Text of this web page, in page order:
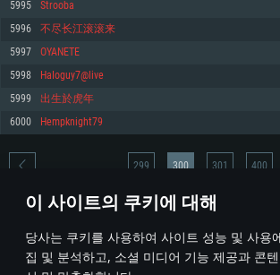
이 사이트의 쿠키에 대해
당사는 쿠키를 사용하여 사이트 성능 및 사용
집 및 분석하고, 소셜 미디어 기능 제공과 콘
권장 사양
570 혹은 그 이상
여유 저장 공간: 62.2 GB (전체 클라이언트)
권장 사양
네트워크: 브로드밴드 인터넷
여유 저장 공간: 62.2 GB (전체 클라이언트)
권장 사양
운영체제: Ubuntu 20.04 64bit
프로세서: Intel Core i7
메모리: 16 GB
그래픽 카드: Vulkan 을 지원하고, 최신 그래픽 드라이
1060 (6개월 미만) 혹은 그와 동급의 성능을 가지며
지원하는 AMD RX 570 (6개월 미만; 최소사양 지원 해
여유 저장 공간: 62.2 GB (전체 클라이언트)
5995 Strooba
5996 不尽长江滚滚来
5997 OYANETE
5998 HaIoguy7@live
5999 出生於虎年
6000 Hempknight79
* 순위표는 매일 1회 갱신됩니다
299 300 301 400